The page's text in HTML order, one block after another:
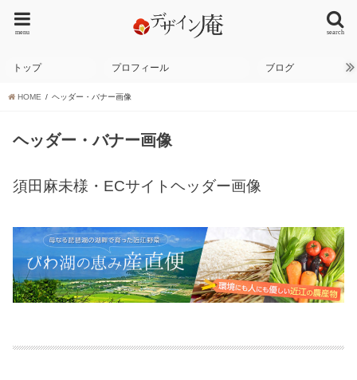
search
menu
トップ プロフィール ブログ
HOME ヘッダー・バナー画像
ヘッダー・バナー画像
須田麻未様・ECサイトヘッダー画像